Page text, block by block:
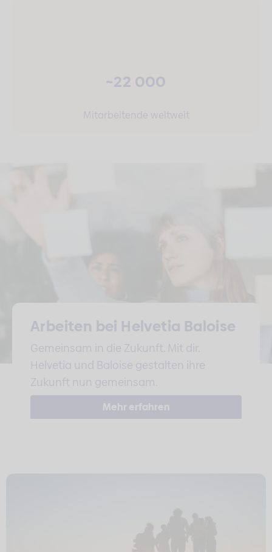
~22 000
Mitarbeitende weltweit
Arbeiten bei Helvetia Baloise
Gemeinsam in die Zukunft. Mit dir.
Helvetia und Baloise gestalten ihre
Zukunft nun gemeinsam.
Mehr erfahren